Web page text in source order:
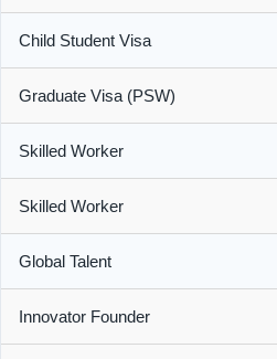
Child Student Visa
Graduate Visa (PSW)
Skilled Worker
Skilled Worker
Global Talent
Innovator Founder